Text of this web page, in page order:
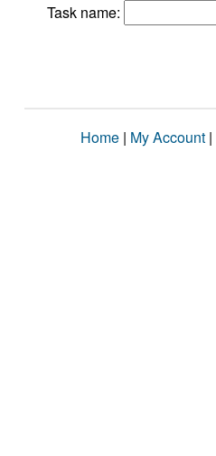
Task name:
Home | My Account |